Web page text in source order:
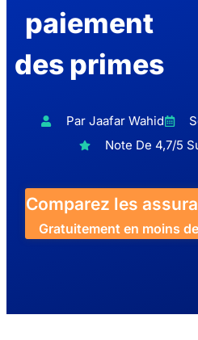
paiement
des primes
Par Jaafar Wahid
Note De 4,7/5
Comparez les
Gratuitement en moins